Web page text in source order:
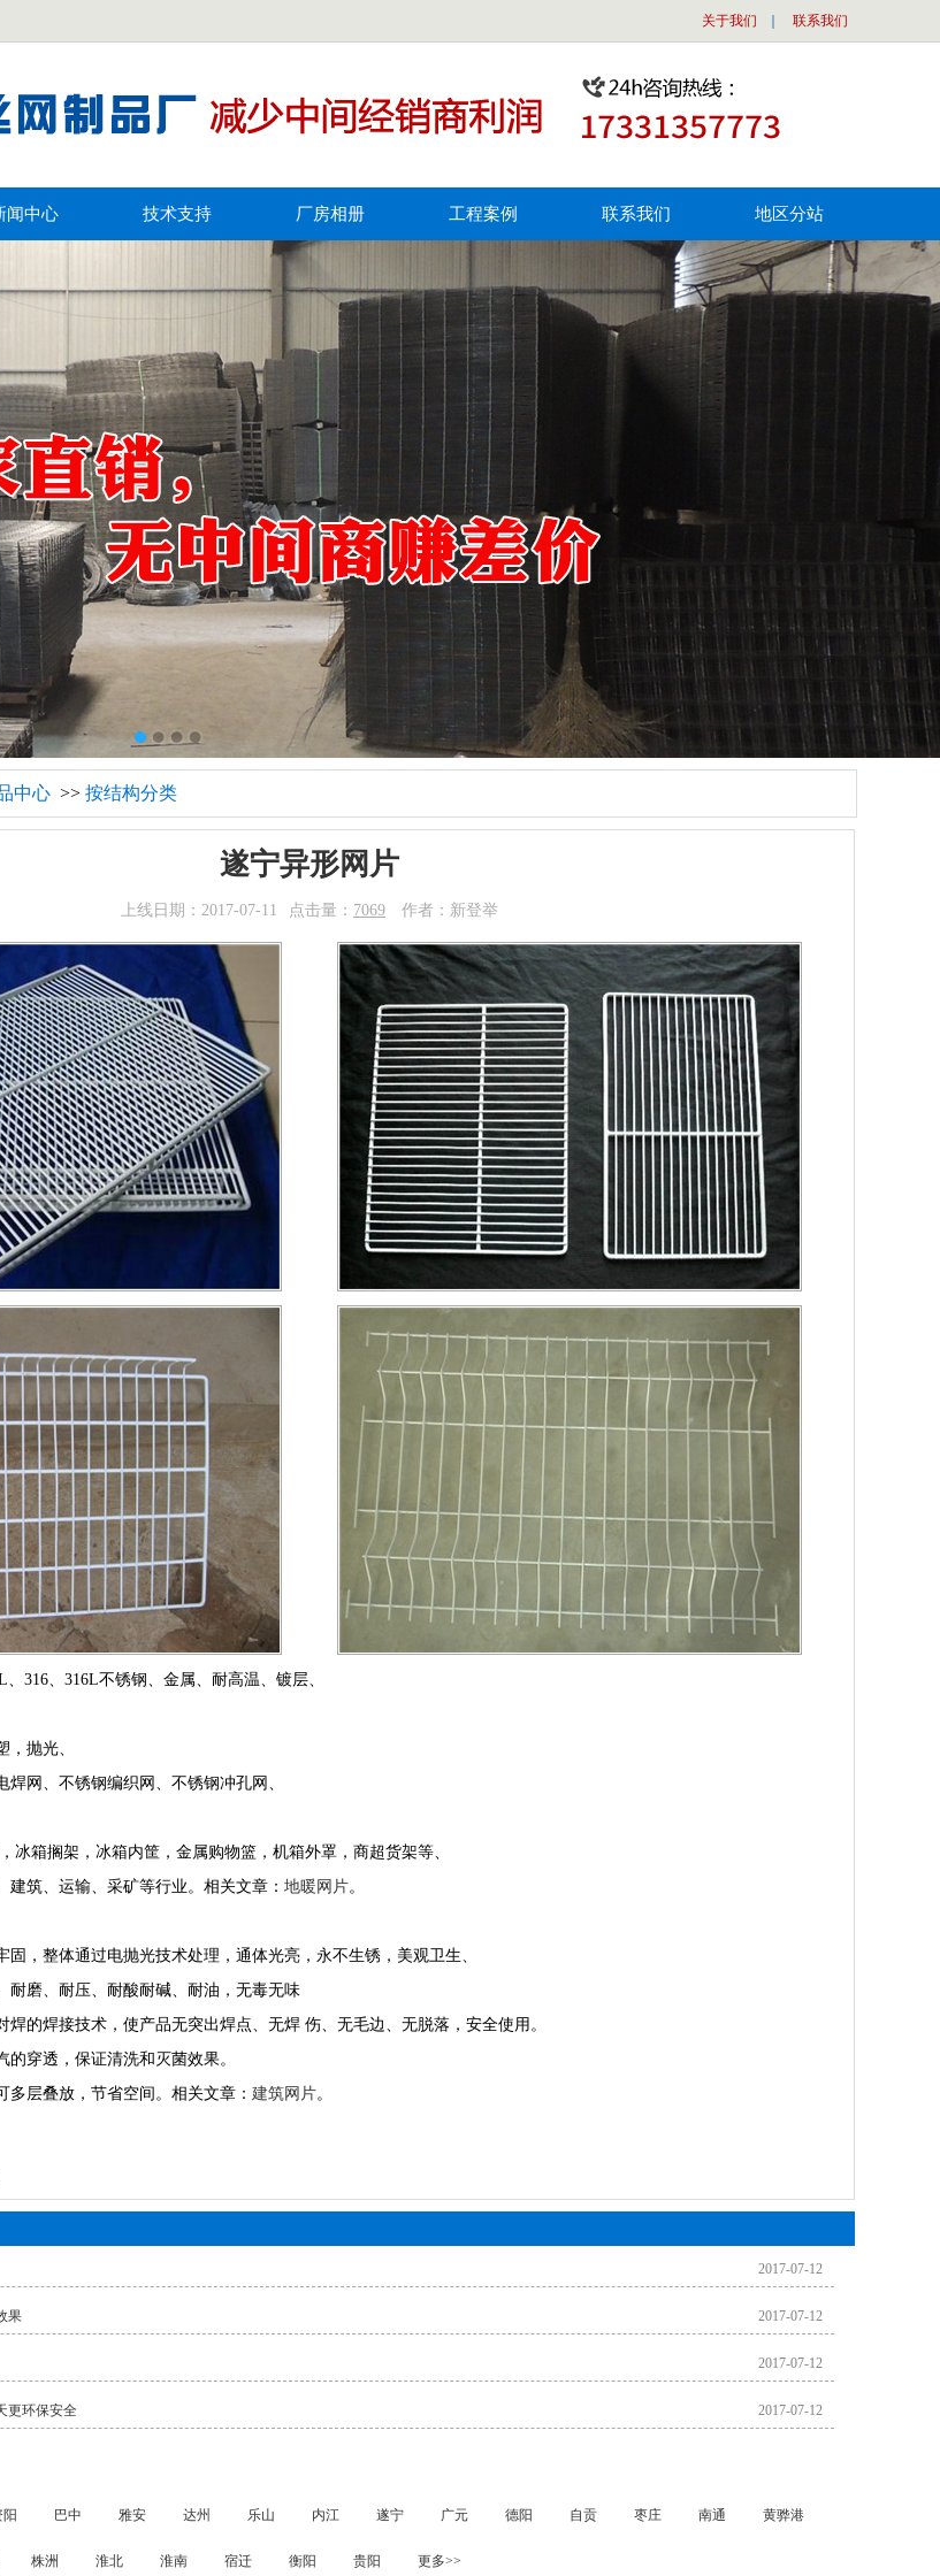
关于我们 联系我们
闻中心 技术支持 厂房相册 工程案例 联系我们 地区分站
中心 >> 按结构分类
遂宁异形网片
上线日期：2017-07-11 点击量： 7069 作者：新登举
316、316L不锈钢、金属、耐高温、镀层、
，抛光、
焊网、不锈钢编织网、不锈钢冲孔网、
冰箱搁架，冰箱内筐，金属购物篮，机箱外罩，商超货架等、
建筑、运输、采矿等行业。相关文章： 地暖网片。
固，整体通过电抛光技术处理，通体光亮，永不生锈，美观卫生、
耐磨、耐压、耐酸耐碱、耐油，无毒无味
焊的焊接技术，使产品无突出焊点、无焊 伤、无毛边、无脱落，安全使用。
穿透，保证清洗和灭菌效果。
多层叠放，节省空间。相关文章： 建筑网片。
2017-07-12
2017-07-12
果
2017-07-12
2017-07-12
更环保安全
阳 巴中 雅安 达州 乐山 内江 遂宁 广元 德阳 自贡 枣庄 南通 黄骅港
株洲 淮北 淮南 宿迁 衡阳 贵阳 更多>>